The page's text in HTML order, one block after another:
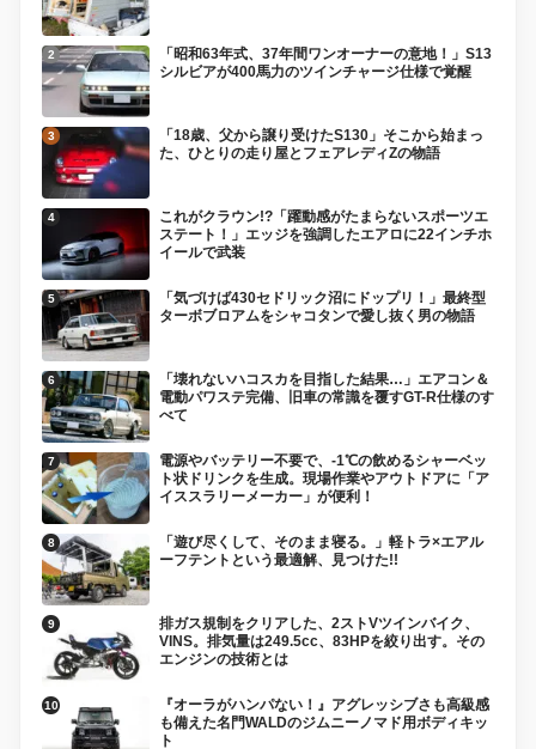
「昭和63年式、37年間ワンオーナーの意地！」S13
シルビアが400馬力のツインチャージ仕様で覚醒
「18歳、父から譲り受けたS130」そこから始まっ
た、ひとりの走り屋とフェアレディZの物語
これがクラウン!?「躍動感がたまらないスポーツエ
ステート！」エッジを強調したエアロに22インチホ
イールで武装
「気づけば430セドリック沼にドップリ！」最終型
ターボブロアムをシャコタンで愛し抜く男の物語
「壊れないハコスカを目指した結果…」エアコン＆
電動パワステ完備、旧車の常識を覆すGT-R仕様のす
べて
電源やバッテリー不要で、-1℃の飲めるシャーベッ
ト状ドリンクを生成。現場作業やアウトドアに「ア
イススラリーメーカー」が便利！
「遊び尽くして、そのまま寝る。」軽トラ×エアル
ーフテントという最適解、見つけた!!
排ガス規制をクリアした、2ストVツインバイク、
VINS。排気量は249.5cc、83HPを絞り出す。その
エンジンの技術とは
『オーラがハンパない！』アグレッシブさも高級感
も備えた名門WALDのジムニーノマド用ボディキッ
ト